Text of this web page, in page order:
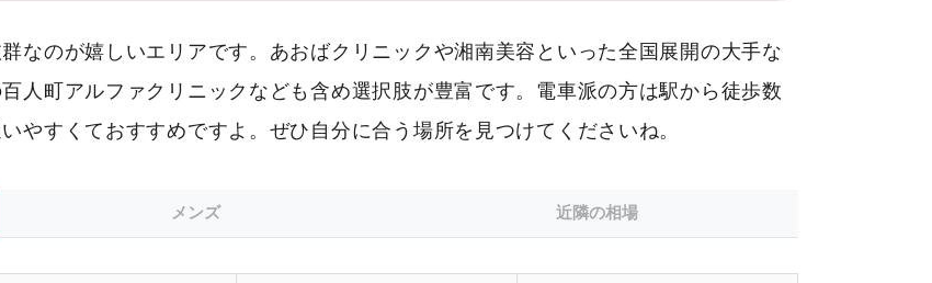
なのが嬉しいエリアです。あおばクリニックや湘南美容といった全国展開の大手な
人町アルファクリニックなども含め選択肢が豊富です。電車派の方は駅から徒歩数
やすくておすすめですよ。ぜひ自分に合う場所を見つけてくださいね。
メンズ 近隣の相場